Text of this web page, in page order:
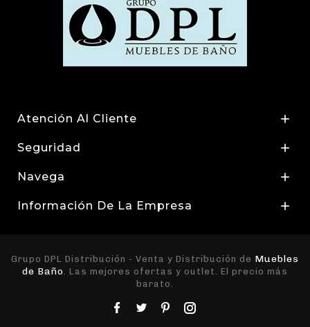
Atención Al Cliente 
Seguridad 
Navega 
Información De La Empresa 
Grupo DPL Distribución - Venta y Distribución de Muebles
de Baño . Las mejores ofertas y outlet. El precio más
barato.